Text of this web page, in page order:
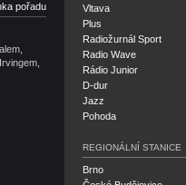
pořadu
Vltava
Plus
Radiožurnál Sport
Radio Wave
Rádio Junior
D-dur
Jazz
Pohoda
REGIONÁLNÍ STANICE
Brno